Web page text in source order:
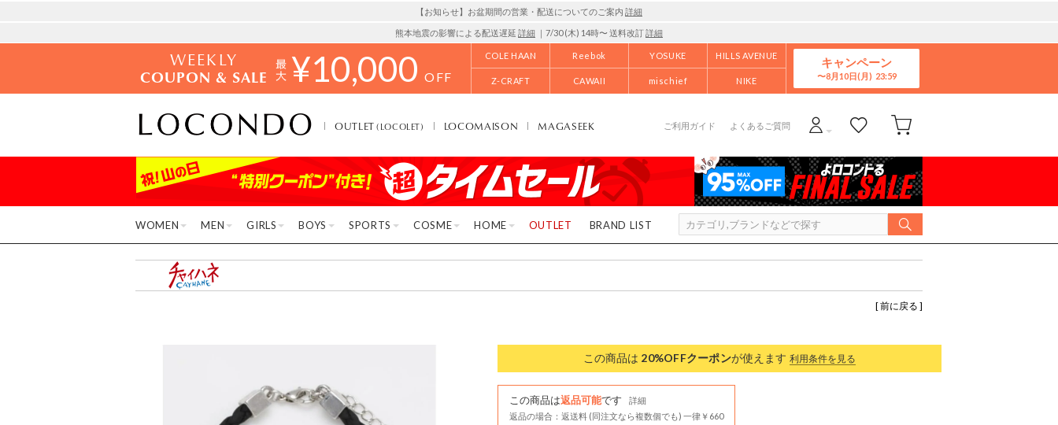
【お知らせ】お盆期間の営業・配送についてのご案内 詳細
熊本地震の影響による配送遅延 詳細 ｜7/30 (木) 14時〜 送料改訂詳細
WEEKLY
COUPON & SALE ¥10,000 OFF
COLE HAAN Reebok YOSUKE HILLS AVENUE
Z-CRAFT CAWAII mischief NIKE
キャンペーン
8月10日(月)
OUTLET(LOCOLET) LOCOMAISON MAGASEEK ご利用ガイド よくあるご質問
WOMEN MEN GIRLS BOYS SPORTS COSME HOME OUTLET BRAND LIST
[ 前に戻る ]
この商品は 20%OFFクーポンが使えます 利用条件を見る
この商品は返品可能です
詳細
返品の場合：返送料 (同注文なら複数個でも) 一律￥660